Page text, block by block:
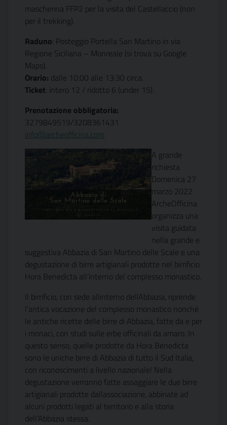
mascherina FFP2 per la visita del Castellaccio (non
per il trekking).
Raduno: Posteggio Portella San Martino in via
Regione Siciliana – Monreale (si trova su Google
Maps).
Orario: dalle 10:00 alle 13:30 circa.
Ticket: intero 12 / ridotto 6 (under 15).
Prenotazione obbligatoria:
3279849519/3208361431
info@archeofficina.com
A grande
richiesta
Domenica 27
marzo 2022
ArcheOfficina
organizza una
visita guidata
nella grande e
suggestiva Abbazia di San Martino delle Scale e una
degustazione di birre artigianali prodotte nel birrificio
Hora Benedicta all’interno del complesso monastico.
Il birrificio, con sede allinterno dellAbbazia, riprende
l’antica vocazione del complesso monastico nonché
le antiche ricette delle birre di Abbazia, fatte da e per
i monaci, con studi sulle erbe officinali da amaro. In
questo senso, quelle prodotte da Hora Benedicta
sono le uniche birre di Abbazia di tutto il Sud Italia,
con riconoscimenti a livello nazionale! Nella
degustazione verranno fatte assaggiare le due birre
artigianali prodotte dallassociazione, abbinate ad
alcuni prodotti legati al territorio e alla storia
dell’Abbazia stessa.